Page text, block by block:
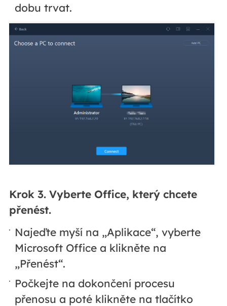
dobu trvat.
Krok 3. Vyberte Office, který chcete
přenést.
Najeďte myší na „Aplikace“, vyberte
Microsoft Office a klikněte na
„Přenést“.
Počkejte na dokončení procesu
přenosu a poté klikněte na tlačítko